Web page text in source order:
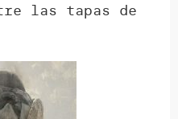
las tapas de